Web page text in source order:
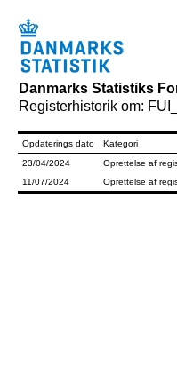
Danmarks Statistiks
Registerhistorik om:
Opdaterings dato Kategori
23/04/2024
Oprettelse af
11/07/2024
Oprettelse af